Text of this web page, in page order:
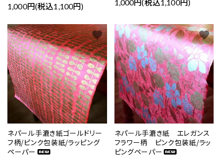
1,000円(税込1,100円) 1,000円(税込1,100円)
ネパール手漉き紙ゴールドリー
フ柄/ピンク包装紙/ラッピング
ペーパー
favorite
ネパール手漉き紙 エレガンス
フラワー柄 ピンク包装紙/ラッ
ピングペーパー
favorite